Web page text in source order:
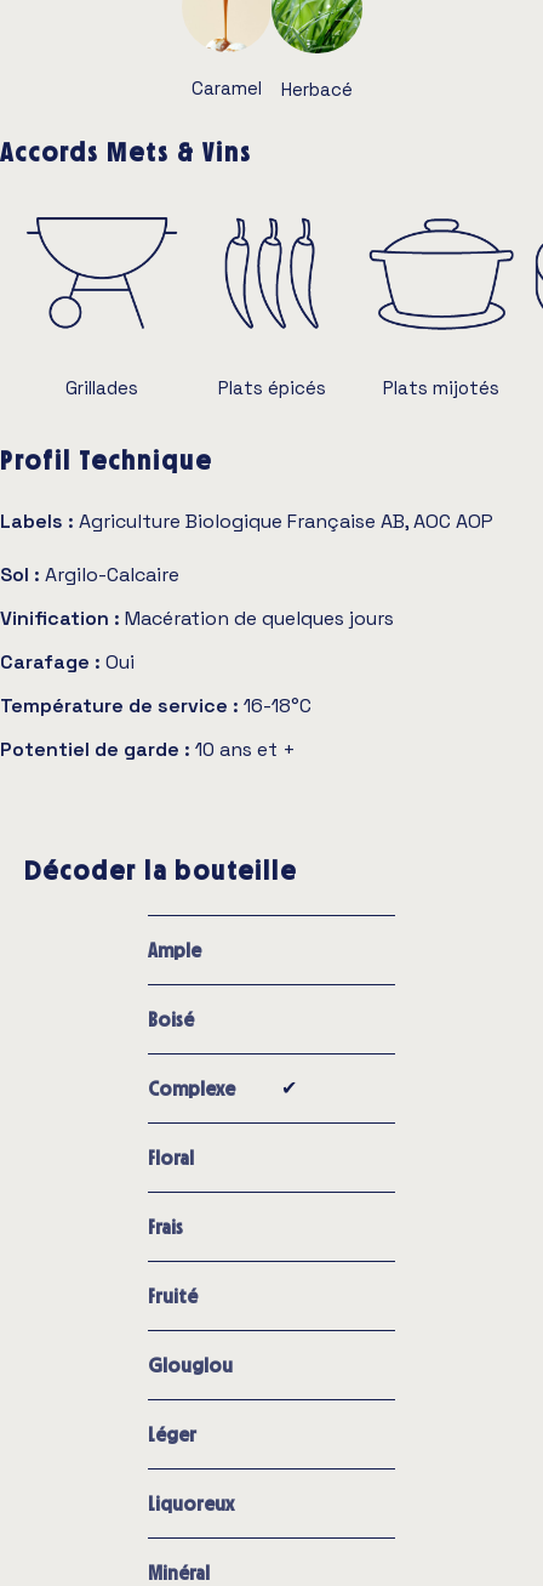
Caramel Herbacé
Accords Mets & Vins
Grillades Plats épicés Plats mijotés
Profil Technique
Labels : Agriculture Biologique Française AB, AOC AOP
Sol : Argilo-Calcaire
Vinification : Macération de quelques jours
Carafage : Oui
Température de service : 16-18°C
Potentiel de garde : 10 ans et +
Décoder la bouteille
Ample
Boisé
Complexe ✔︎
Floral
Frais
Fruité
Glouglou
Léger
Liquoreux
Minéral